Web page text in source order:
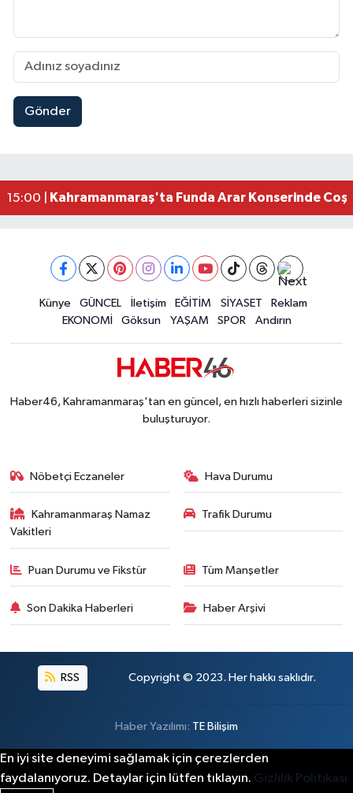
Gönder
23:59 |Kahramanmaraş Elbistan’da İdris Altun Taziye
15:00 |
Kahramanmaraş'ta Funda Arar Konserinde
11:18 |Kahramanmaraş Depreminin Etkisi Bitmedi?
Gaziantep Nurdağı'nda 4.5 Büyüklüğünde
Künye GÜNCEL İletişim EĞİTİM SİYASET
Reklam
EKONOMİ
Göksun YAŞAM SPOR Andırın
Haber46, Kahramanmaraş'tan en güncel, en hızlı haberleri sizinle
buluşturuyor.
Nöbetçi Eczaneler Hava Durumu
Kahramanmaraş Namaz
Vakitleri
Trafik Durumu
Puan Durumu ve Fikstür Tüm Manşetler
Son Dakika Haberleri Haber Arşivi
RSS Copyright © 2023. Her hakkı saklıdır.
Haber Yazılımı: TE Bilişim
En iyi site deneyimi sağlamak için çerezlerden
faydalanıyoruz. Detaylar için lütfen tıklayın. Gizlilik Politikası